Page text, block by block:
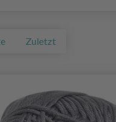
Zuletzt